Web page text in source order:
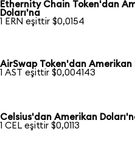
Ethernity Chain Token'dan
Doları'na
1 ERN eşittir $0,0154
AirSwap Token'dan Amerikan
1 AST eşittir $0,004143
Celsius'dan Amerikan
1 CEL eşittir $0,0113